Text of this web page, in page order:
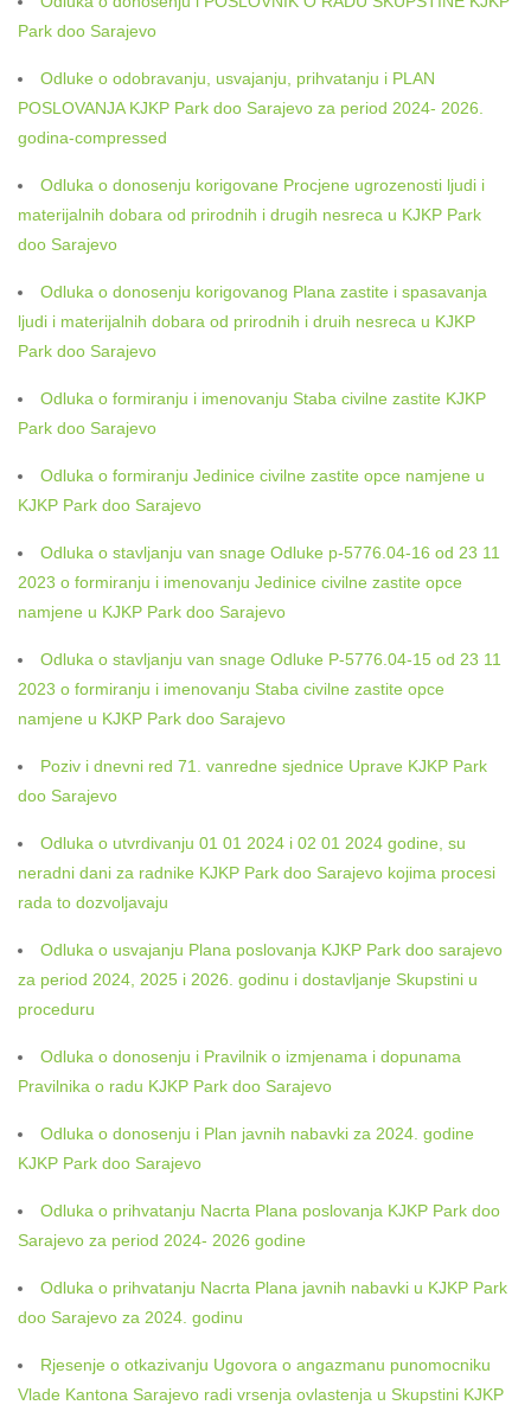
Park doo Sarajevo
Odluke o odobravanju, usvajanju, prihvatanju i PLAN
POSLOVANJA KJKP Park doo Sarajevo za period 2024- 2026.
godina-compressed
Odluka o donosenju korigovane Procjene ugrozenosti ljudi i
materijalnih dobara od prirodnih i drugih nesreca u KJKP Park
doo Sarajevo
Odluka o donosenju korigovanog Plana zastite i spasavanja
ljudi i materijalnih dobara od prirodnih i druih nesreca u KJKP
Park doo Sarajevo
Odluka o formiranju i imenovanju Staba civilne zastite KJKP
Park doo Sarajevo
Odluka o formiranju Jedinice civilne zastite opce namjene u
KJKP Park doo Sarajevo
Odluka o stavljanju van snage Odluke p-5776.04-16 od 23 11
2023 o formiranju i imenovanju Jedinice civilne zastite opce
namjene u KJKP Park doo Sarajevo
Odluka o stavljanju van snage Odluke P-5776.04-15 od 23 11
2023 o formiranju i imenovanju Staba civilne zastite opce
namjene u KJKP Park doo Sarajevo
Poziv i dnevni red 71. vanredne sjednice Uprave KJKP Park
doo Sarajevo
Odluka o utvrdivanju 01 01 2024 i 02 01 2024 godine, su
neradni dani za radnike KJKP Park doo Sarajevo kojima procesi
rada to dozvoljavaju
Odluka o usvajanju Plana poslovanja KJKP Park doo sarajevo
za period 2024, 2025 i 2026. godinu i dostavljanje Skupstini u
proceduru
Odluka o donosenju i Pravilnik o izmjenama i dopunama
Pravilnika o radu KJKP Park doo Sarajevo
Odluka o donosenju i Plan javnih nabavki za 2024. godine
KJKP Park doo Sarajevo
Odluka o prihvatanju Nacrta Plana poslovanja KJKP Park doo
Sarajevo za period 2024- 2026 godine
Odluka o prihvatanju Nacrta Plana javnih nabavki u KJKP Park
doo Sarajevo za 2024. godinu
Rjesenje o otkazivanju Ugovora o angazmanu punomocniku
Vlade Kantona Sarajevo radi vrsenja ovlastenja u Skupstini KJKP